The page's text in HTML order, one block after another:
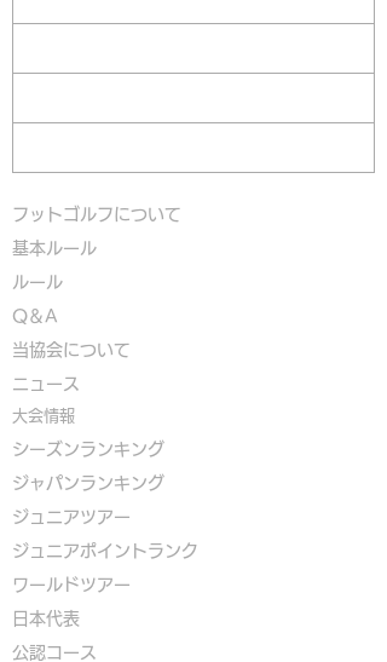
フットゴルフについて
基本ルール
ルール
Q＆A
​当協会について
​ニュース
大会情報
シーズンランキング
ジャパンランキング
ジュニアツアー
ジュニアポイントランク
​ワールドツアー
​​日本代表
公認コース